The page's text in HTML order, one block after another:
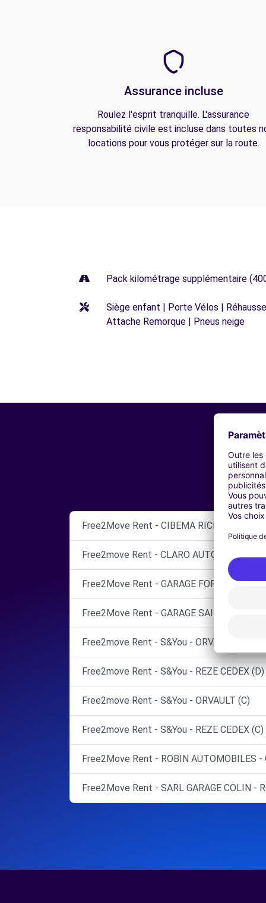
Assurance incluse
Roulez l'esprit tranquille. L'assurance
responsabilité civile est incluse dans toutes
locations pour vous protéger sur la route.
Pack kilométrage supplémentaire
Siège enfant | Porte Vélos |
Attache Remorque | Pneus neige
Free2Move Rent - CIBEMA RICHARD -
Free2move Rent - CLARO AUTOMOBILES -
Free2Move Rent - GARAGE FORGEAU
Free2Move Rent - GARAGE SAINT FELIX -
Free2move Rent - S&You - ORVAULT (P)
Free2move Rent - S&You - REZE CEDEX (D)
Free2move Rent - S&You - ORVAULT (C)
Free2move Rent - S&You - REZE CEDEX (C)
Free2Move Rent - ROBIN AUTOMOBILES -
Free2Move Rent - SARL GARAGE COLIN -